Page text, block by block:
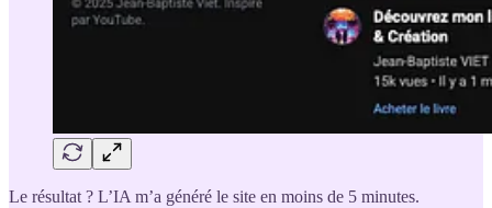
Le résultat ? L’IA m’a généré le site en moins de 5 minutes.